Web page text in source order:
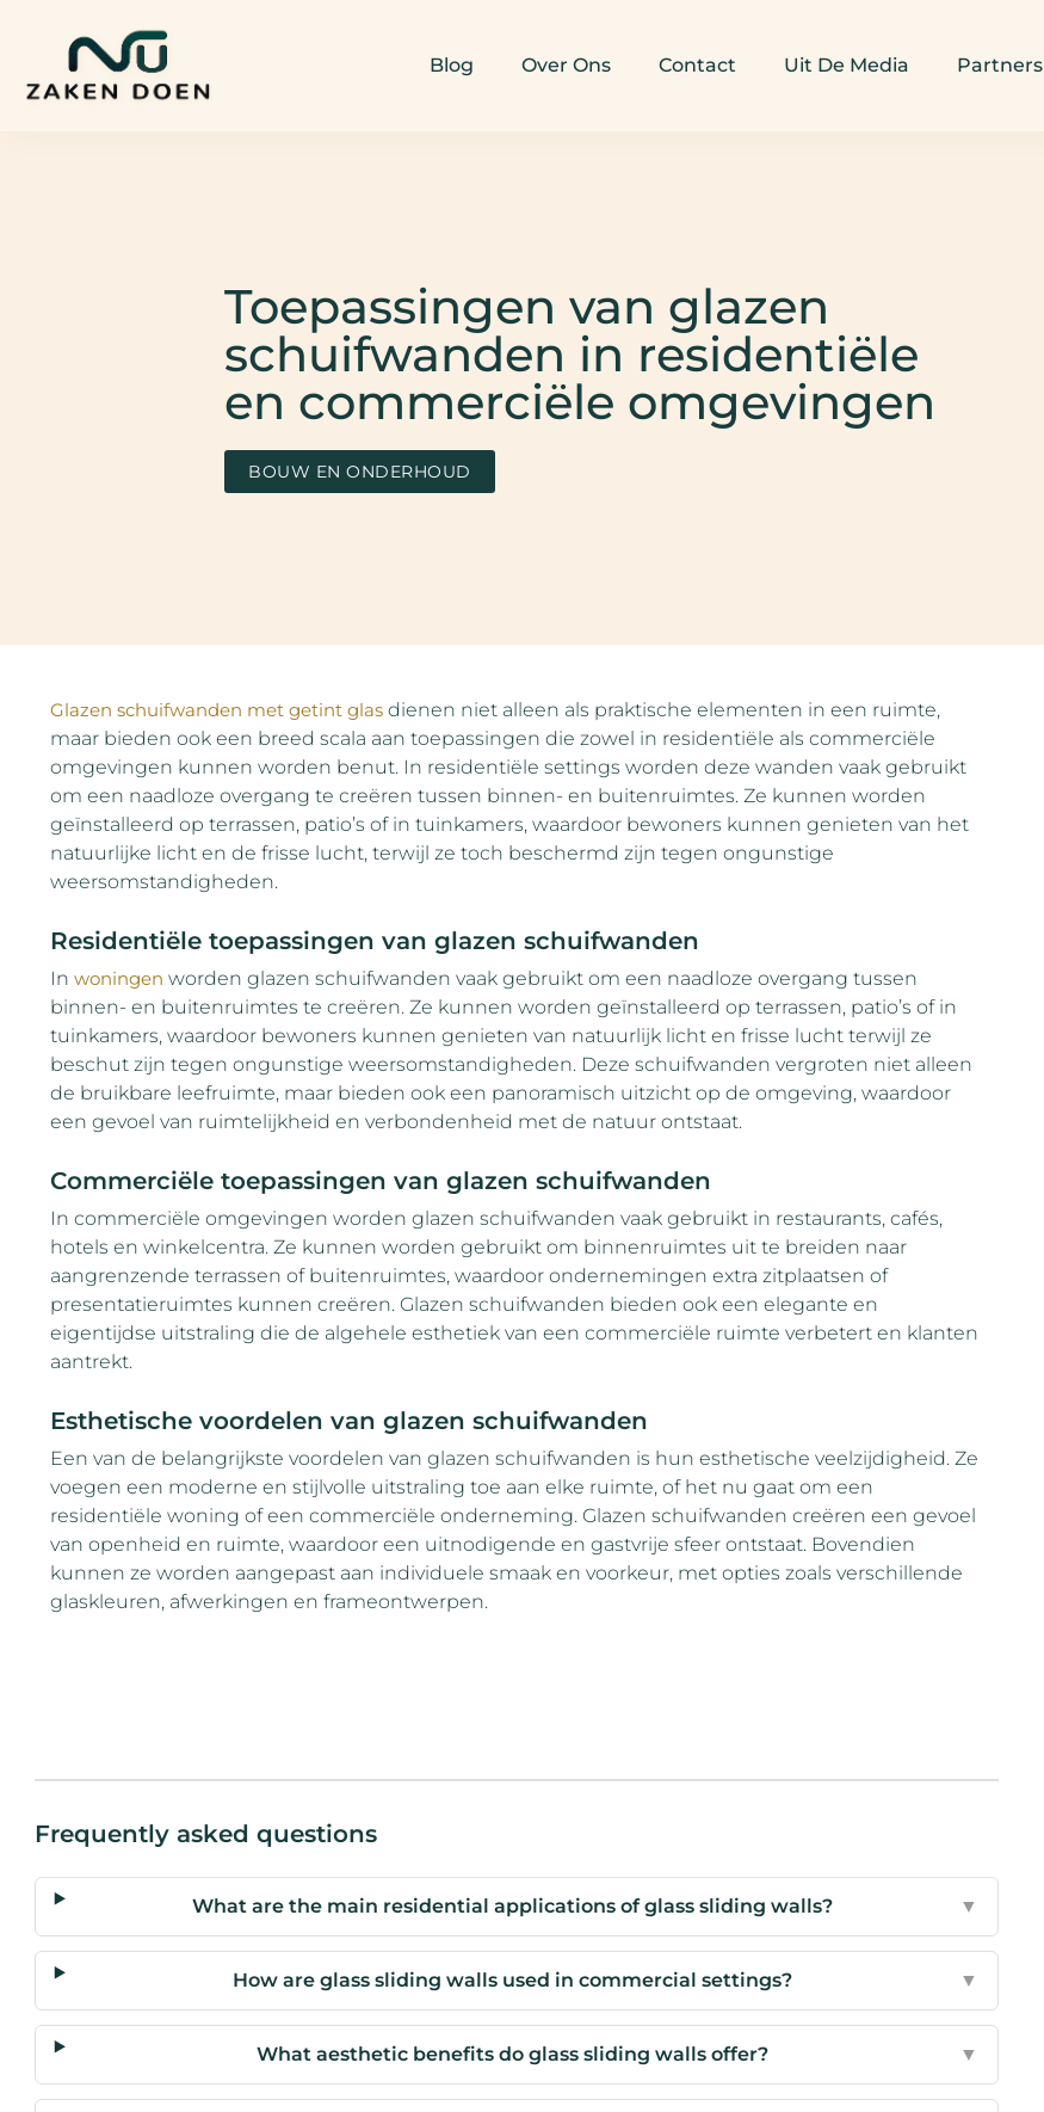
Blog Over Ons Contact Uit De Media Partners
Toepassingen van glazen
schuifwanden in residentiële
en commerciële omgevingen
BOUW EN ONDERHOUD
Glazen schuifwanden met getint glasdienen niet alleen als praktische elementen in een ruimte,
maar bieden ook een breed scala aan toepassingen die zowel in residentiële als commerciële
omgevingen kunnen worden benut. In residentiële settings worden deze wanden vaak gebruikt
om een naadloze overgang te creëren tussen binnen- en buitenruimtes. Ze kunnen worden
geïnstalleerd op terrassen, patio’s of in tuinkamers, waardoor bewoners kunnen genieten van het
natuurlijke licht en de frisse lucht, terwijl ze toch beschermd zijn tegen ongunstige
weersomstandigheden.
Residentiële toepassingen van glazen schuifwanden
In woningen worden glazen schuifwanden vaak gebruikt om een naadloze overgang tussen
binnen- en buitenruimtes te creëren. Ze kunnen worden geïnstalleerd op terrassen, patio’s of in
tuinkamers, waardoor bewoners kunnen genieten van natuurlijk licht en frisse lucht terwijl ze
beschut zijn tegen ongunstige weersomstandigheden. Deze schuifwanden vergroten niet alleen
de bruikbare leefruimte, maar bieden ook een panoramisch uitzicht op de omgeving, waardoor
een gevoel van ruimtelijkheid en verbondenheid met de natuur ontstaat.
Commerciële toepassingen van glazen schuifwanden
In commerciële omgevingen worden glazen schuifwanden vaak gebruikt in restaurants, cafés,
hotels en winkelcentra. Ze kunnen worden gebruikt om binnenruimtes uit te breiden naar
aangrenzende terrassen of buitenruimtes, waardoor ondernemingen extra zitplaatsen of
presentatieruimtes kunnen creëren. Glazen schuifwanden bieden ook een elegante en
eigentijdse uitstraling die de algehele esthetiek van een commerciële ruimte verbetert en klanten
aantrekt.
Esthetische voordelen van glazen schuifwanden
Een van de belangrijkste voordelen van glazen schuifwanden is hun esthetische veelzijdigheid. Ze
voegen een moderne en stijlvolle uitstraling toe aan elke ruimte, of het nu gaat om een
residentiële woning of een commerciële onderneming. Glazen schuifwanden creëren een gevoel
van openheid en ruimte, waardoor een uitnodigende en gastvrije sfeer ontstaat. Bovendien
kunnen ze worden aangepast aan individuele smaak en voorkeur, met opties zoals verschillende
glaskleuren, afwerkingen en frameontwerpen.
Frequently asked questions
What are the main residential applications of glass sliding walls? ▼
How are glass sliding walls used in commercial settings? ▼
What aesthetic benefits do glass sliding walls offer? ▼